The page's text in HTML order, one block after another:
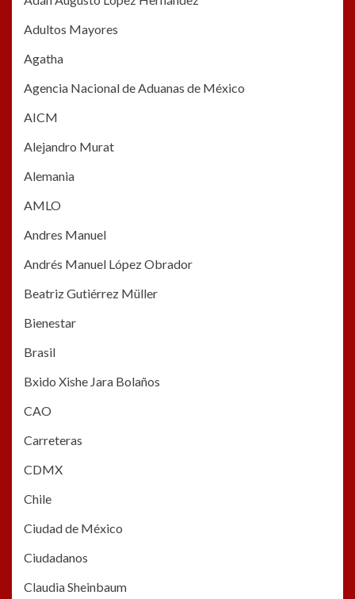
Adultos Mayores
Agatha
Agencia Nacional de Aduanas de México
AICM
Alejandro Murat
Alemania
AMLO
Andres Manuel
Andrés Manuel López Obrador
Beatriz Gutiérrez Müller
Bienestar
Brasil
Bxido Xishe Jara Bolaños
CAO
Carreteras
CDMX
Chile
Ciudad de México
Ciudadanos
Claudia Sheinbaum